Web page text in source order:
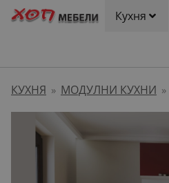
Кухня
КУХНЯ » МОДУЛНИ КУХНИ »